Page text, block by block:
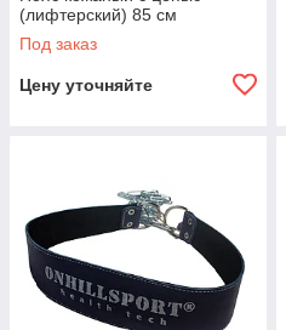
(лифтерский) 85 см
Под заказ
Цену уточняйте